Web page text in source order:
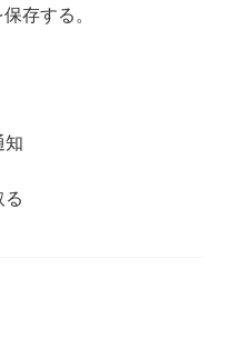
存する。
知